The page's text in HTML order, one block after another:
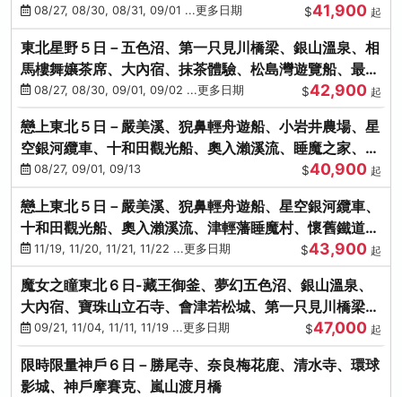
牡蠣、握壽司體驗
08/27, 08/30, 08/31, 09/01 ...更多日期 $41,900 起
東北星野５日－五色沼、第一只見川橋梁、銀山溫泉、相
馬樓舞孃茶席、大內宿、抹茶體驗、松島灣遊覽船、最上
川輕舟、螃蟹御膳
08/27, 08/30, 09/01, 09/02 ...更多日期 $42,900 起
戀上東北５日－嚴美溪、猊鼻輕舟遊船、小岩井農場、星
空銀河纜車、十和田觀光船、奧入瀨溪流、睡魔之家、朱
紅社殿（仙台／青森）
08/27, 09/01, 09/13 $40,900 起
戀上東北５日－嚴美溪、猊鼻輕舟遊船、星空銀河纜車、
十和田觀光船、奧入瀨溪流、津輕藩睡魔村、懷舊鐵道
（青森／仙台）
11/19, 11/20, 11/21, 11/22 ...更多日期 $43,900 起
魔女之瞳東北６日-藏王御釜、夢幻五色沼、銀山溫泉、
大內宿、寶珠山立石寺、會津若松城、第一只見川橋梁、
燒肉吃到飽
09/21, 11/04, 11/11, 11/19 ...更多日期 $47,000 起
限時限量神戶６日－勝尾寺、奈良梅花鹿、清水寺、環球
影城、神戶摩賽克、嵐山渡月橋